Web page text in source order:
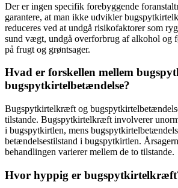
Der er ingen specifik forebyggende
garantere, at man ikke udvikler
reduceres ved at undgå risikofaktorer som
sund vægt, undgå overforbrug af alkohol og
på frugt og grøntsager.
Hvad er forskellen mellem
bugspytkirtelbetændelse?
Bugspytkirtelkræft og
tilstande. Bugspytkirtelkræft involverer
i bugspytkirtlen, mens
betændelsestilstand i bugspytkirtlen.
behandlingen varierer mellem de to tilstande.
Hvor hyppig er